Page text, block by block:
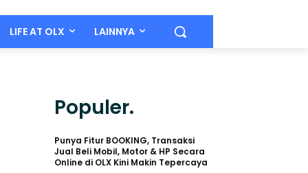
LIFE AT OLX LAINNYA
Populer.
Punya Fitur BOOKING, Transaksi
Jual Beli Mobil, Motor & HP Secara
Online di OLX Kini Makin Tepercaya